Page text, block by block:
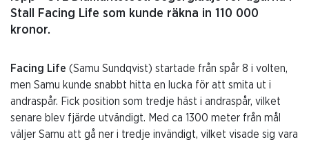
Stall Facing Life som kunde räkna in 110 000
kronor.
Facing Life (Samu Sundqvist) startade från spår 8 i volten,
men Samu kunde snabbt hitta en lucka för att smita ut i
andraspår. Fick position som tredje häst i andraspår, vilket
senare blev fjärde utvändigt. Med ca 1300 meter från mål
väljer Samu att gå ner i tredje invändigt, vilket visade sig vara